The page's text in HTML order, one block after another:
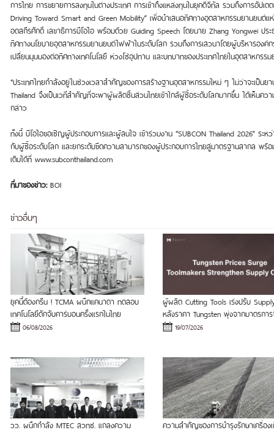
การไทย การขยายการลงทุนในต่างประเทศ การเข้าถึงแหล่งทุนในยุคดิจิทัล รวมถึงการอัป
Driving Toward Smart and Green Mobility” เพื่อนำเสนอทิศทางอุตสาหกรรมยานยนต์
อดสถีรศักดิ์ เลขาธิการบีโอไอ พร้อมด้วย Guiding Speech โดยนาย Zhang Yongwei
ทิศทางนโยบายอุตสาหกรรมยานยนต์ไฟฟ้าในระดับโลก รวมถึงการเสวนาโดยผู้บริหารอง
เปลี่ยนมุมมองต่อทิศทางเทคโนโลยี ห่วงโซ่อุปทาน และบทบาทของประเทศไทยในอุตสาหกร
“ประเทศไทยกำลังอยู่ในช่วงเวลาสำคัญของการสร้างฐานอุตสาหกรรมใหม่ ๆ ไม่ว่าจะเ
Thailand จึงเป็นเวทีสำคัญที่จะพาผู้ผลิตชิ้นส่วนไทยเข้าใกล้ผู้ซื้อระดับโลกมากขึ้น ได้เห็นค
กล่าว
ทั้งนี้ บีโอไอขอเชิญผู้ประกอบการและผู้สนใจ เข้าร่วมงาน “SUBCON Thailand 2026”
กับผู้ซื้อระดับโลก และยกระดับขีดความสามารถของผู้ประกอบการไทยสู่มาตรฐานสากล พ
เติมได้ที่ www.subconthailand.com
ที่มาของข่าว: BOI
ข่าวอื่นๆ
ยุคนี้ต้องกรีน ! TCMA ผนึกแคนาดา ทดสอบ
เทคโนโลยีดักจับคาร์บอนครั้งแรกในไทย
06/08/2026
ผู้ผลิต Cutting Tools เร่งปรับ
หลังราคา Tungsten พุ่งจากมาตรกา
19/07/2026
วว. ผนึกกำลัง MTEC สวทช. แถลงความ
ความสำคัญของการบำรุงรักษาเครื่อง